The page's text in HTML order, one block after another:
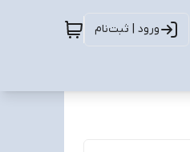
ورود | ثبت‌نام